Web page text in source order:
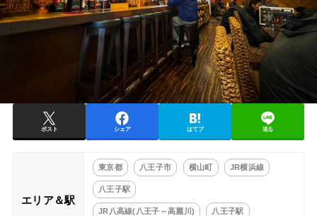
ポスト シェア はてブ 送る
エリア＆駅
東京都 八王子市 横山町 JR横浜線
八王子駅
JR八高線(八王子～高麗川) 八王子駅